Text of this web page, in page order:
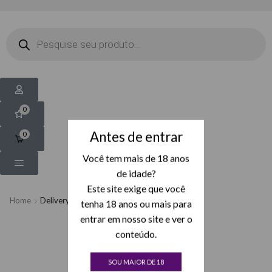
Antes de entrar
Você tem mais de 18 anos
de idade?
Este site exige que você
tenha 18 anos ou mais para
entrar em nosso site e ver o
conteúdo.
SOU MAIOR DE 18
0
0
Home Delivery Driver App